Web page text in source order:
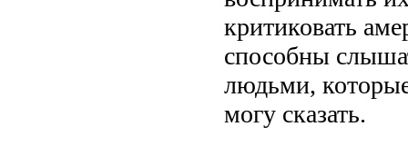
критиковать
способны
людьми,
могу сказать.